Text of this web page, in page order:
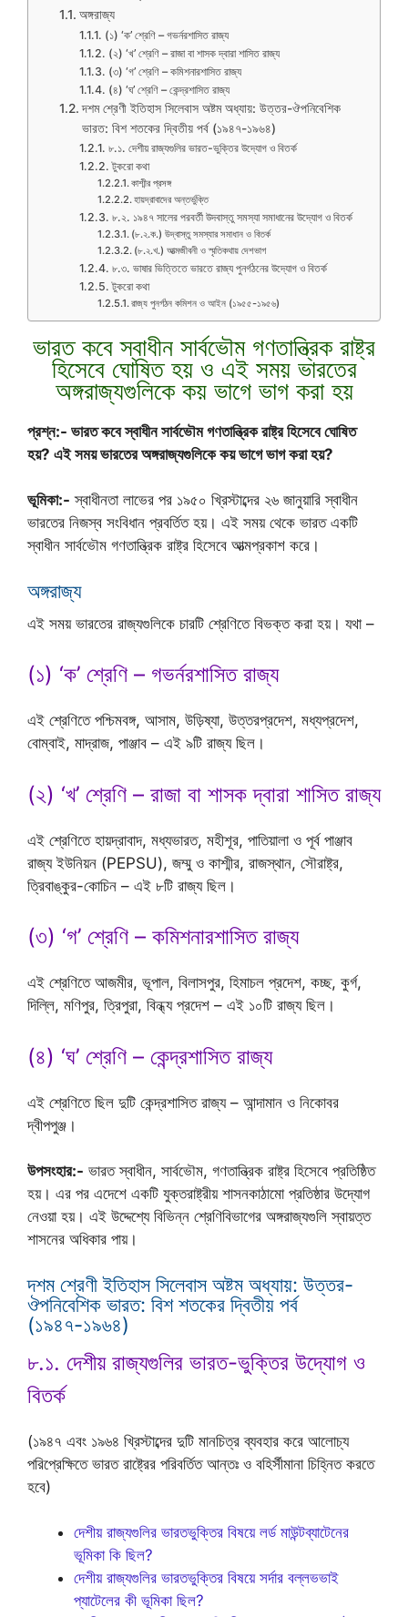
অঙ্গরাজ্য
(১) ‘ক’ শ্রেণি – গভর্নরশাসিত রাজ্য
(২) ‘খ’ শ্রেণি – রাজা বা শাসক দ্বারা শাসিত রাজ্য
(৩) ‘গ’ শ্রেণি – কমিশনারশাসিত রাজ্য
(৪) ‘ঘ’ শ্রেণি – কেন্দ্রশাসিত রাজ্য
দশম শ্রেণী ইতিহাস সিলেবাস অষ্টম অধ্যায়: উত্তর-ঔপনিবেশিক
ভারত: বিশ শতকের দ্বিতীয় পর্ব (১৯৪৭-১৯৬৪)
৮.১. দেশীয় রাজ্যগুলির ভারত-ভুক্তির উদ্যোগ ও বিতর্ক
টুকরো কথা
কাশ্মীর প্রসঙ্গ
হায়দ্রাবাদের অন্তর্ভুক্তি
৮.২. ১৯৪৭ সালের পরবর্তী উদবাস্তু সমস্যা সমাধানের উদ্যোগ ও বিতর্ক
(৮.২.ক.) উদ্বাস্তু সমস্যার সমাধান ও বিতর্ক
(৮.২.খ.) আত্মজীবনী ও স্মৃতিকথায় দেশভাগ
৮.৩. ভাষার ভিত্তিতে ভারতে রাজ্য পুনর্গঠনের উদ্যোগ ও বিতর্ক
টুকরো কথা
রাজ্য পুনর্গঠন কমিশন ও আইন (১৯৫৫-১৯৫৬)
ভারত কবে স্বাধীন সার্বভৌম গণতান্ত্রিক রাষ্ট্র
হিসেবে ঘোষিত হয় ও এই সময় ভারতের
অঙ্গরাজ্যগুলিকে কয় ভাগে ভাগ করা হয়
প্রশ্ন:- ভারত কবে স্বাধীন সার্বভৌম গণতান্ত্রিক রাষ্ট্র হিসেবে ঘোষিত
হয়? এই সময় ভারতের অঙ্গরাজ্যগুলিকে কয় ভাগে ভাগ করা হয়?
ভূমিকা:- স্বাধীনতা লাভের পর ১৯৫০ খ্রিস্টাব্দের ২৬ জানুয়ারি স্বাধীন
ভারতের নিজস্ব সংবিধান প্রবর্তিত হয়। এই সময় থেকে ভারত একটি
স্বাধীন সার্বভৌম গণতান্ত্রিক রাষ্ট্র হিসেবে আত্মপ্রকাশ করে।
অঙ্গরাজ্য
এই সময় ভারতের রাজ্যগুলিকে চারটি শ্রেণিতে বিভক্ত করা হয়। যথা –
(১) ‘ক’ শ্রেণি – গভর্নরশাসিত রাজ্য
এই শ্রেণিতে পশ্চিমবঙ্গ, আসাম, উড়িষ্যা, উত্তরপ্রদেশ, মধ্যপ্রদেশ,
বোম্বাই, মাদ্রাজ, পাঞ্জাব – এই ৯টি রাজ্য ছিল।
(২) ‘খ’ শ্রেণি – রাজা বা শাসক দ্বারা শাসিত রাজ্য
এই শ্রেণিতে হায়দ্রাবাদ, মধ্যভারত, মহীশূর, পাতিয়ালা ও পূর্ব পাঞ্জাব
রাজ্য ইউনিয়ন (PEPSU), জম্মু ও কাশ্মীর, রাজস্থান, সৌরাষ্ট্র,
ত্রিবাঙ্কুর-কোচিন – এই ৮টি রাজ্য ছিল।
(৩) ‘গ’ শ্রেণি – কমিশনারশাসিত রাজ্য
এই শ্রেণিতে আজমীর, ভূপাল, বিলাসপুর, হিমাচল প্রদেশ, কচ্ছ, কুর্গ,
দিল্লি, মণিপুর, ত্রিপুরা, বিন্ধ্য প্রদেশ – এই ১০টি রাজ্য ছিল।
(৪) ‘ঘ’ শ্রেণি – কেন্দ্রশাসিত রাজ্য
এই শ্রেণিতে ছিল দুটি কেন্দ্রশাসিত রাজ্য – আন্দামান ও নিকোবর
দ্বীপপুঞ্জ।
উপসংহার:- ভারত স্বাধীন, সার্বভৌম, গণতান্ত্রিক রাষ্ট্র হিসেবে প্রতিষ্ঠিত
হয়। এর পর এদেশে একটি যুক্তরাষ্ট্রীয় শাসনকাঠামো প্রতিষ্ঠার উদ্যোগ
নেওয়া হয়। এই উদ্দেশ্যে বিভিন্ন শ্রেণিবিভাগের অঙ্গরাজ্যগুলি স্বায়ত্ত
শাসনের অধিকার পায়।
দশম শ্রেণী ইতিহাস সিলেবাস অষ্টম অধ্যায়: উত্তর-
ঔপনিবেশিক ভারত: বিশ শতকের দ্বিতীয় পর্ব
(১৯৪৭-১৯৬৪)
৮.১. দেশীয় রাজ্যগুলির ভারত-ভুক্তির উদ্যোগ ও
বিতর্ক
(১৯৪৭ এবং ১৯৬৪ খ্রিস্টাব্দের দুটি মানচিত্র ব্যবহার করে আলোচ্য
পরিপ্রেক্ষিতে ভারত রাষ্ট্রের পরিবর্তিত আন্তঃ ও বহির্সীমানা চিহ্নিত করতে
হবে)
দেশীয় রাজ্যগুলির ভারতভুক্তির বিষয়ে লর্ড মাউন্টব্যাটেনের
ভূমিকা কি ছিল?
দেশীয় রাজ্যগুলির ভারতভুক্তির বিষয়ে সর্দার বল্লভভাই
প্যাটেলের কী ভূমিকা ছিল?